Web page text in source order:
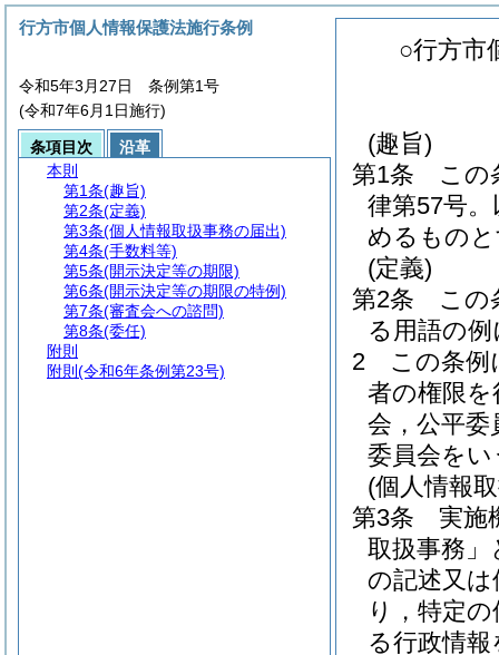
○行方市
(趣旨)
第1条
この
律第57号
めるもの
(定義)
第2条
この
る用語の
2
この条例
者の権限
会，公平委
委員会をい
(個人情報
第3条
実施
取扱事務」
の記述又
り，特定
る行政情
行方市個人情報保護法施行条例
令和5年3月27日 条例第1号
(令和7年6月1日施行)
条項目次
沿革
本則
第1条(趣旨)
第2条(定義)
第3条(個人情報取扱事務の届出)
第4条(手数料等)
第5条(開示決定等の期限)
第6条(開示決定等の期限の特例)
第7条(審査会への諮問)
第8条(委任)
附則
附則 (令和6年条例第23号)